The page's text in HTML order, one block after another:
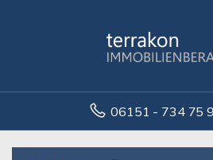
06151 - 734 75